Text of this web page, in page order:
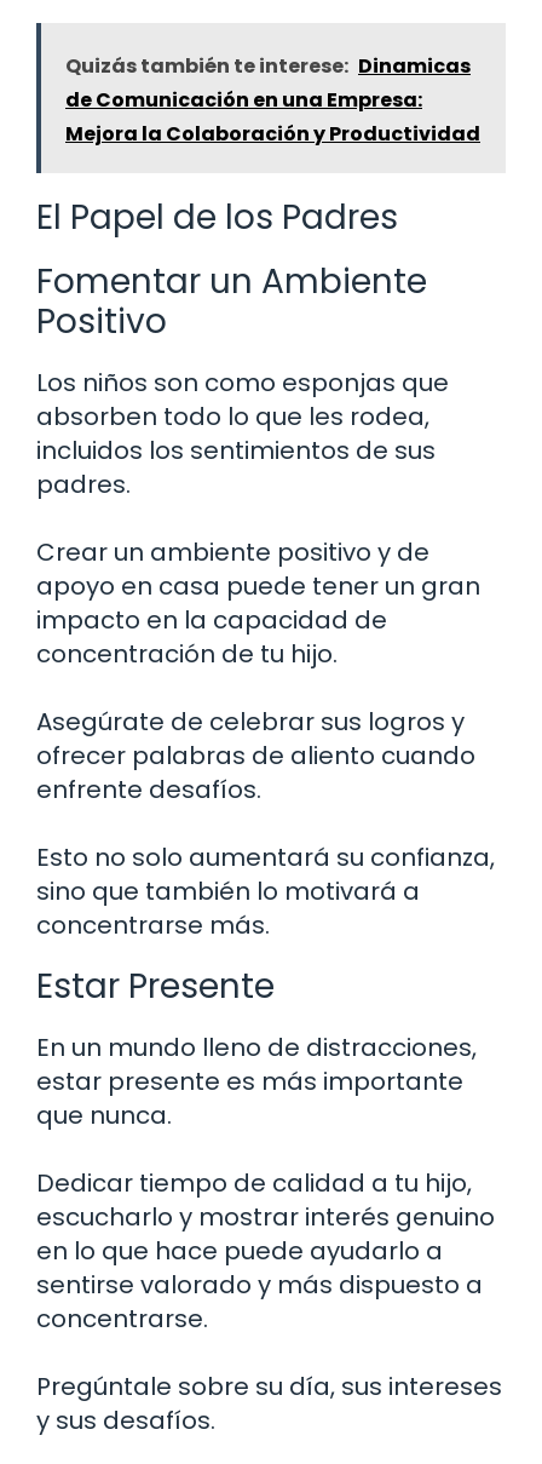
Quizás también te interese: Dinamicas
de Comunicación en una Empresa:
Mejora la Colaboración y Productividad
El Papel de los Padres
Fomentar un Ambiente
Positivo
Los niños son como esponjas que
absorben todo lo que les rodea,
incluidos los sentimientos de sus
padres.
Crear un ambiente positivo y de
apoyo en casa puede tener un gran
impacto en la capacidad de
concentración de tu hijo.
Asegúrate de celebrar sus logros y
ofrecer palabras de aliento cuando
enfrente desafíos.
Esto no solo aumentará su confianza,
sino que también lo motivará a
concentrarse más.
Estar Presente
En un mundo lleno de distracciones,
estar presente es más importante
que nunca.
Dedicar tiempo de calidad a tu hijo,
escucharlo y mostrar interés genuino
en lo que hace puede ayudarlo a
sentirse valorado y más dispuesto a
concentrarse.
Pregúntale sobre su día, sus intereses
y sus desafíos.